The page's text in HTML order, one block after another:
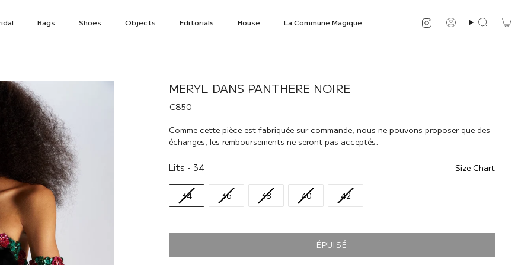
Bags Shoes Objects Editorials House La Commune Magique Instagram
CompteRecherche
MERYL DANS PANTHERE NOIRE
€850
Comme cette pièce est fabriquée sur commande, nous ne pouvons proposer que des
échanges, les remboursements ne seront pas acceptés.
Lits
Lits - 34 Size Chart
34 36 38 40 42
ÉPUISÉ